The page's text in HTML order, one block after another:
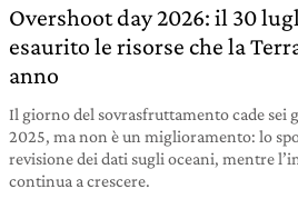
Overshoot day 2026: il 30
esaurito le risorse che la
anno
Il giorno del sovrasfruttamento cade sei
2025, ma non è un miglioramento: lo
revisione dei dati sugli oceani, mentre
continua a crescere.